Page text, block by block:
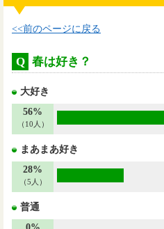
<<前のページに戻る
Q 春は好き？
大好き
56%
（10人）
まあまあ好き
28%
（5人）
普通